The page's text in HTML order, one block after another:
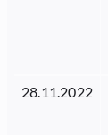
28.11.2022